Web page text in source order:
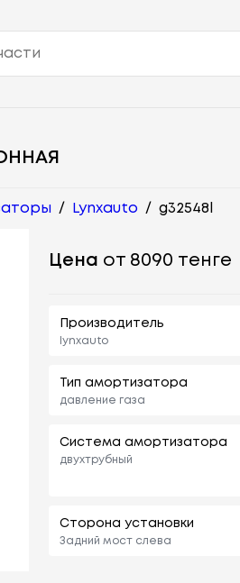
/ Lynxauto / g32548l
Цена от 8090 тенге
Производитель
lynxauto
Тип амортизатора
давление газа
Система амортизатора
двухтрубный
Сторона установки
Задний мост слева